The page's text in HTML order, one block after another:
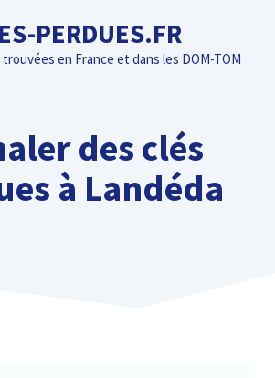
PERDUES.FR
en France et dans les DOM-TOM
des clés
à Landéda